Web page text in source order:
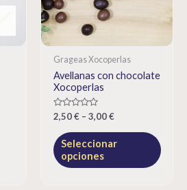
Grageas Xocoperlas
Avellanas con chocolate
Xocoperlas
Rated
0
out
of
5
2,50€– 3,00€
Seleccionar
opciones